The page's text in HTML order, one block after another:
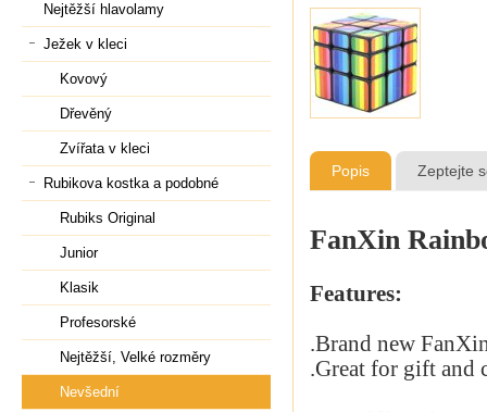
Popis Zeptejte
FanXin
Features:
.Brand new
.Great for gift and
Nejtěžší hlavolamy
Ježek v kleci
Kovový
Dřevěný
Zvířata v kleci
Rubikova kostka a podobné
Rubiks Original
Junior
Klasik
Profesorské
Nejtěžší, Velké rozměry
Nevšední